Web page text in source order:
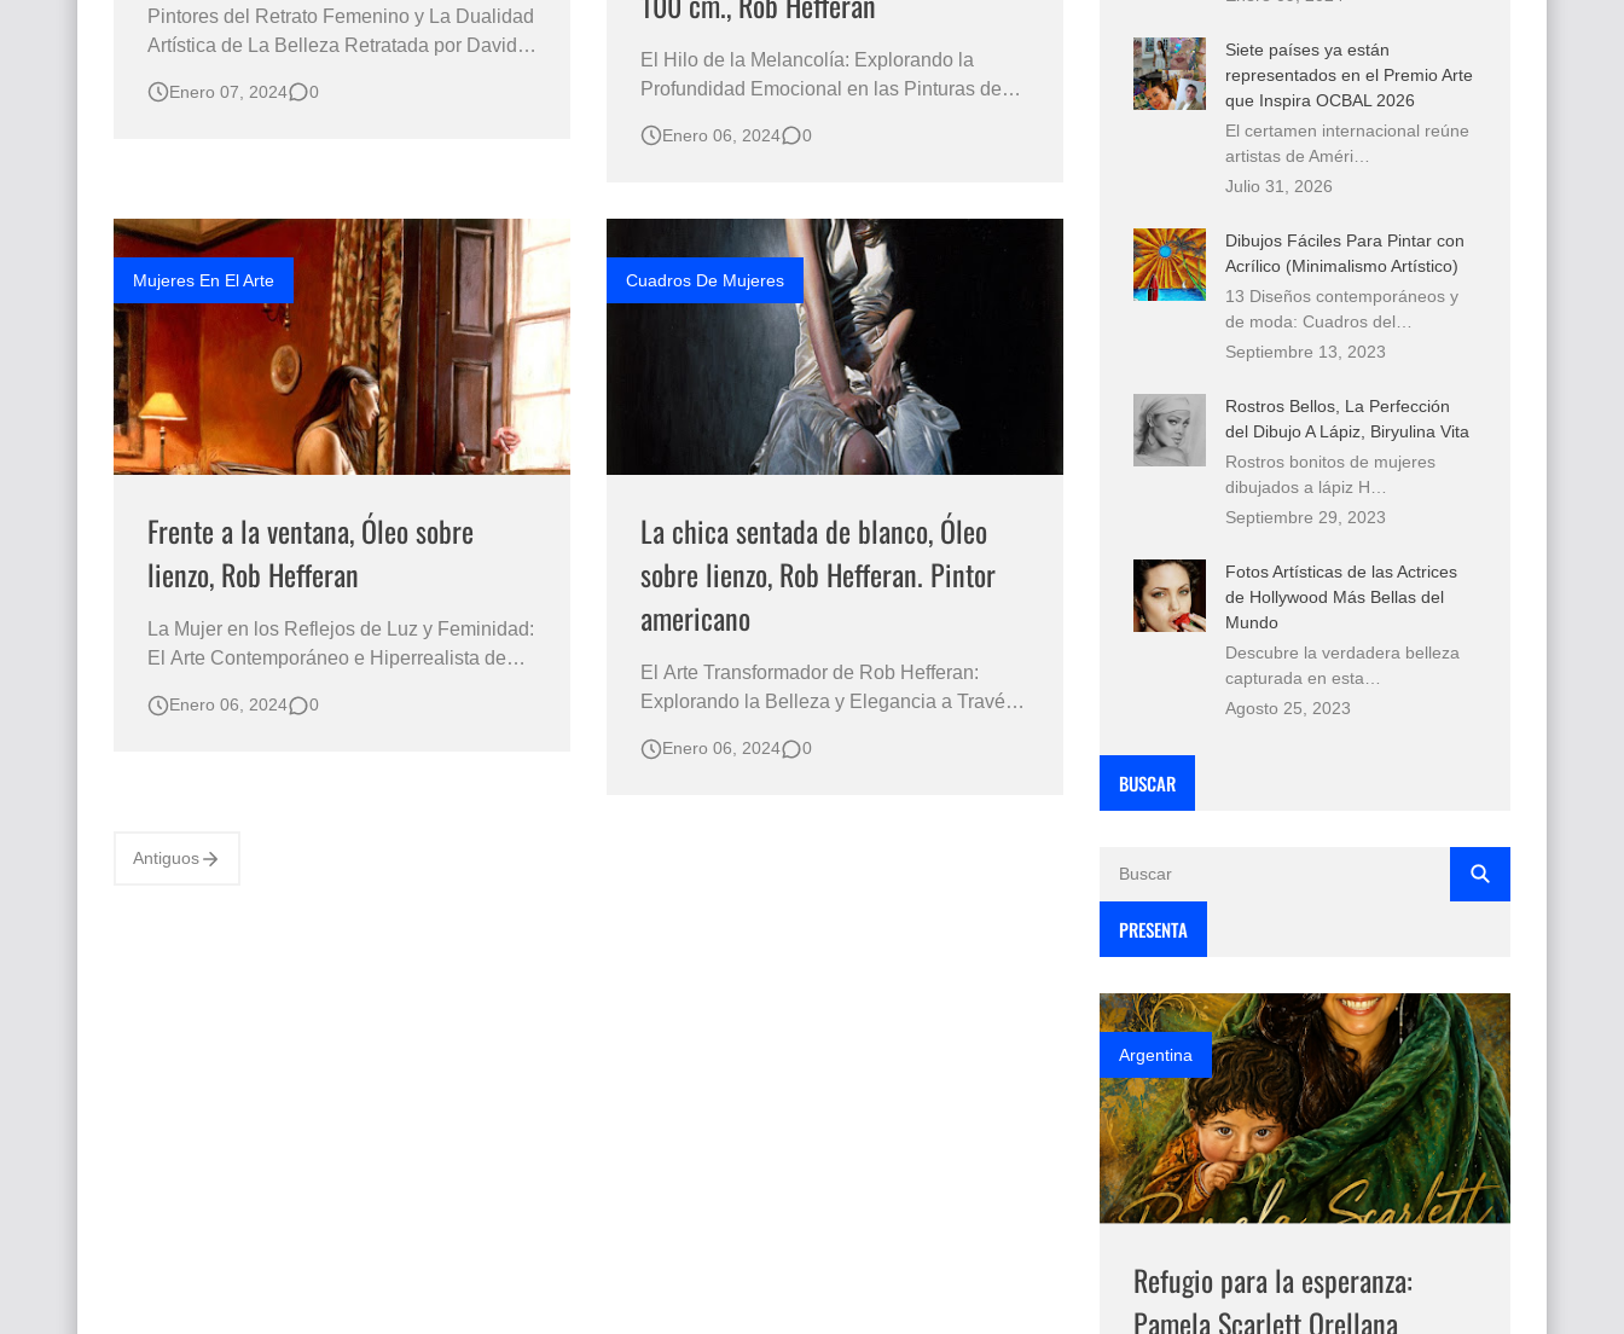
Pintores del Retrato Femenino y La Dualidad
Artística de La Belleza Retratada por David
Contemporáneo Retratos de Niños y
“TIERNOS ROSTROS DE I…
Enero 07, 2024 0
El Hilo de la Melancolía: Explorando la
Profundidad Emocional en las Pinturas de
Feminidad y la Sensibilidad Emocional en la
escenas cotidianas que sirven como ventana
hacia …
Enero 06, 2024 0
Mujeres En El Arte
Frente a la ventana, Óleo sobre
lienzo, Rob Hefferan
La Mujer en los Reflejos de Luz y Feminidad:
El Arte Contemporáneo e Hiperrealista de
Profundidad de la Psicología Femenina a
Enero 06, 2024 0
Cuadros De Mujeres
La chica sentada de blanco, Óleo
sobre lienzo, Rob Hefferan. Pintor
americano
El Arte Transformador de Rob Hefferan:
Explorando la Belleza y Elegancia a Través
Mundo Inigualable de Realismo y Emoción
Enero 06, 2024 0
Antiguos
Siete países ya están
representados en el Premio Arte
que Inspira OCBAL 2026
El certamen internacional reúne
artistas de Améri…
Julio 31, 2026
Dibujos Fáciles Para Pintar con
Acrílico (Minimalismo Artístico)
13 Diseños contemporáneos y
de moda: Cuadros del…
Septiembre 13, 2023
Rostros Bellos, La Perfección
del Dibujo A Lápiz, Biryulina Vita
Rostros bonitos de mujeres
dibujados a lápiz H…
Septiembre 29, 2023
Fotos Artísticas de las Actrices
de Hollywood Más Bellas del
Mundo
Descubre la verdadera belleza
capturada en esta…
Agosto 25, 2023
BUSCAR
PRESENTA
Argentina
Refugio para la esperanza:
Pamela Scarlett Orellana